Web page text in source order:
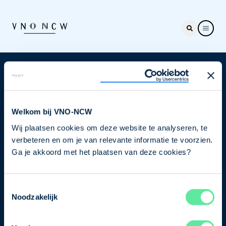
Welkom bij VNO-NCW
Wij plaatsen cookies om deze website te analyseren, te
verbeteren en om je van relevante informatie te voorzien.
Ga je akkoord met het plaatsen van deze cookies?
Noodzakelijk
Nieuwsbrief
je nu in voor de VNO-NCW nieuwsbrief.
Schrijf je in
Direct naar
Ons verhaal